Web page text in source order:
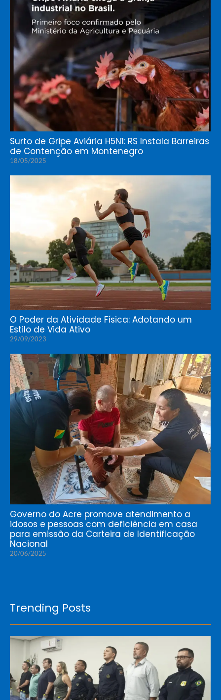
Surto de Gripe Aviária H5N1: RS Instala Barreiras
de Contenção em Montenegro
18/05/2025
O Poder da Atividade Física: Adotando um
Estilo de Vida Ativo
29/09/2023
Governo do Acre promove atendimento a
idosos e pessoas com deficiência em casa
para emissão da Carteira de Identificação
Nacional
20/06/2025
Trending Posts